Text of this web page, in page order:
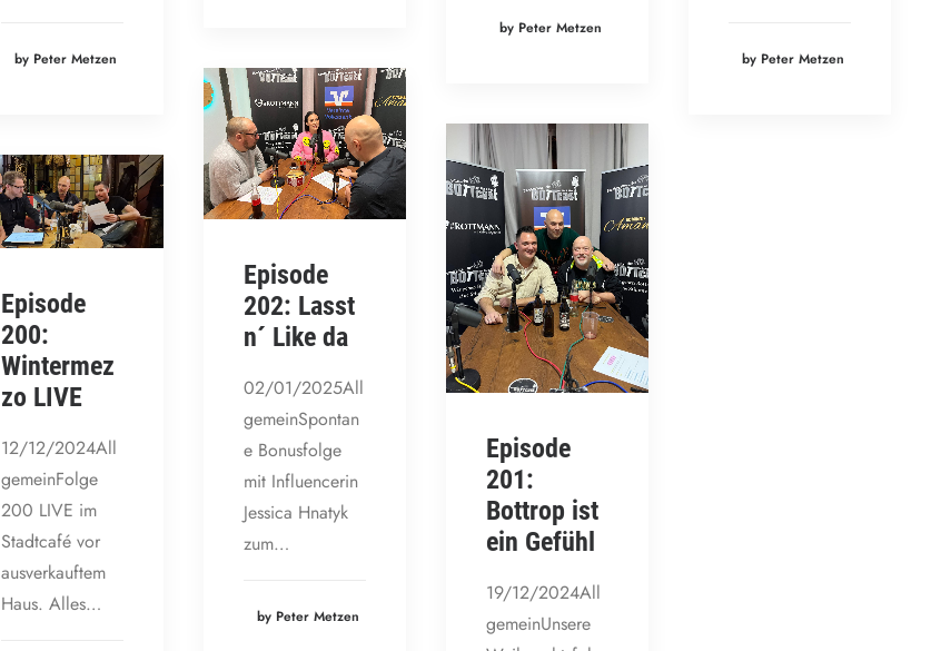
by Peter Metzen
by Peter Metzen
by Peter Metzen
Episode
202: Lasst
n´ Like da
02/01/2025All
gemeinSpontan
e Bonusfolge
mit Influencerin
Jessica Hnatyk
zum…
by Peter Metzen
Episode
201:
Bottrop ist
ein Gefühl
19/12/2024All
gemeinUnsere
Episode
200:
Wintermez
zo LIVE
12/12/2024All
gemeinFolge
200 LIVE im
Stadtcafé vor
ausverkauftem
Haus. Alles…